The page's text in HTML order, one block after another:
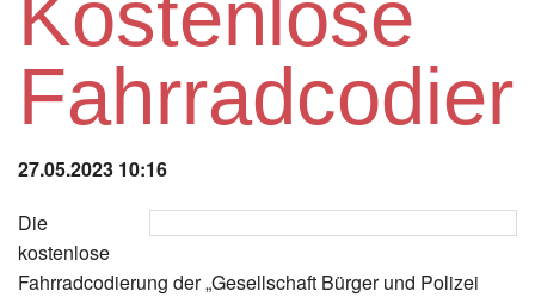
Berufsorientierung
Förderverein
Instagram
Kostenlose
27.05.2023 10:16
Die
kostenlose
Fahrradcodierung der „Gesellschaft Bürger und Polizei